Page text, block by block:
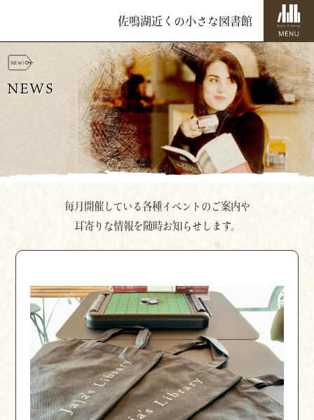
佐鳴湖近くの小さな図書館
NEWS
毎月開催している各種イベントのご案内や
耳寄りな情報を随時お知らせします。